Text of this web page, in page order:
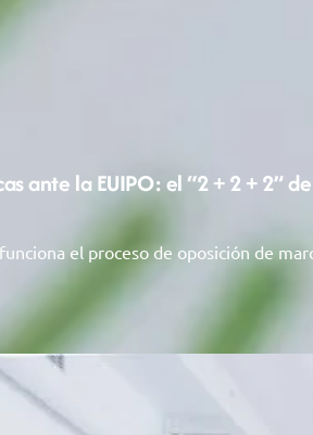
ante la EUIPO: el “2 + 2 + 2”
el proceso de oposición de